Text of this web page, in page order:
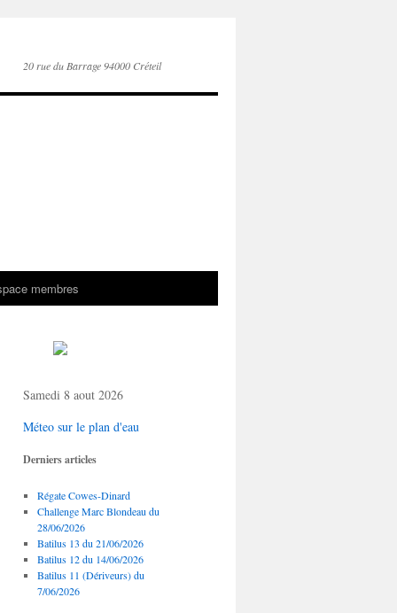
20 rue du Barrage 94000 Créteil
membres
Samedi 8 aout 2026
Méteo sur le plan d'eau
Derniers articles
Régate Cowes-Dinard
Challenge Marc Blondeau du
28/06/2026
Batilus 13 du 21/06/2026
Batilus 12 du 14/06/2026
Batilus 11 (Dériveurs) du
7/06/2026